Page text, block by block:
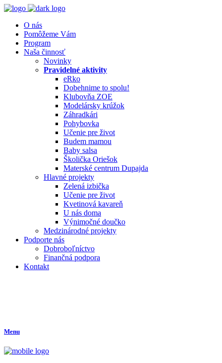
O nás
Pomôžeme Vám
Program
Naša činnosť
Novinky
Pravidelné aktivity
eRko
Dobehnime to spolu!
Klubovňa ZOE
Modelársky krúžok
Záhradkári
Pohybovka
Učenie pre život
Budem mamou
Baby salsa
Školička Oriešok
Materské centrum Dupajda
Hlavné projekty
Zelená izbička
Učenie pre život
Kvetinová kavareň
U nás doma
Výnimočné doučko
Medzinárodné projekty
Podporte nás
Dobroboľníctvo
Finančná podpora
Kontakt
Menu